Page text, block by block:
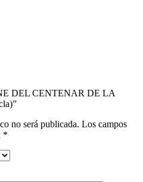
DEL CENTENAR DE LA
no será publicada. Los campos
*